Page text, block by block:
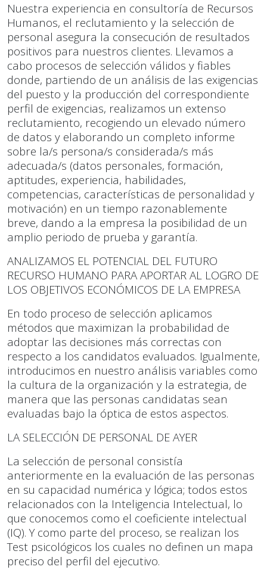
Nuestra experiencia en consultoría de Recursos
Humanos, el reclutamiento y la selección de
personal asegura la consecución de resultados
positivos para nuestros clientes. Llevamos a
cabo procesos de selección válidos y fiables
donde, partiendo de un análisis de las exigencias
del puesto y la producción del correspondiente
perfil de exigencias, realizamos un extenso
reclutamiento, recogiendo un elevado número
de datos y elaborando un completo informe
sobre la/s persona/s considerada/s más
adecuada/s (datos personales, formación,
aptitudes, experiencia, habilidades,
competencias, características de personalidad y
motivación) en un tiempo razonablemente
breve, dando a la empresa la posibilidad de un
amplio periodo de prueba y garantía.
ANALIZAMOS EL POTENCIAL DEL FUTURO
RECURSO HUMANO PARA APORTAR AL LOGRO DE
LOS OBJETIVOS ECONÓMICOS DE LA EMPRESA
En todo proceso de selección aplicamos
métodos que maximizan la probabilidad de
adoptar las decisiones más correctas con
respecto a los candidatos evaluados. Igualmente,
introducimos en nuestro análisis variables como
la cultura de la organización y la estrategia, de
manera que las personas candidatas sean
evaluadas bajo la óptica de estos aspectos.
LA SELECCIÓN DE PERSONAL DE AYER
La selección de personal consistía
anteriormente en la evaluación de las personas
en su capacidad numérica y lógica; todos estos
relacionados con la Inteligencia Intelectual, lo
que conocemos como el coeficiente intelectual
(IQ). Y como parte del proceso, se realizan los
Test psicológicos los cuales no definen un mapa
preciso del perfil del ejecutivo.